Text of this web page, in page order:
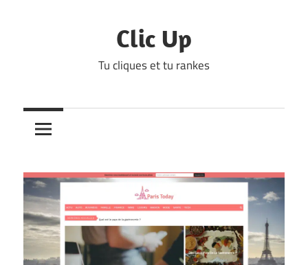
Clic Up
Tu cliques et tu rankes